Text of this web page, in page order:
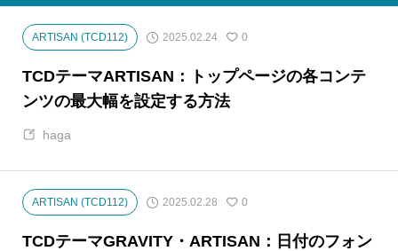
ARTISAN (TCD112) 2025.02.24 0
TCDテーマARTISAN：トップページの各コンテ
ンツの最大幅を設定する方法
haga
ARTISAN (TCD112) 2025.02.28 0
TCDテーマGRAVITY・ARTISAN：日付のフォン